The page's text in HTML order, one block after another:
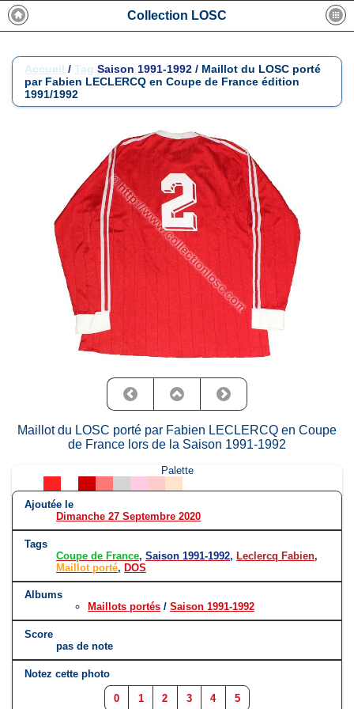
Collection LOSC
Accueil / Tag Saison 1991-1992 / Maillot du LOSC porté
par Fabien LECLERCQ en Coupe de France édition
1991/1992
Maillot du LOSC porté par Fabien LECLERCQ en Coupe
de France lors de la Saison 1991-1992
Palette
Ajoutée le
Dimanche 27 Septembre 2020
Tags
Coupe de France, Saison 1991-1992, Leclercq Fabien,
Maillot porté, DOS
Albums
Maillots portés / Saison 1991-1992
Score
pas de note
Notez cette photo
0 1 2 3 4 5